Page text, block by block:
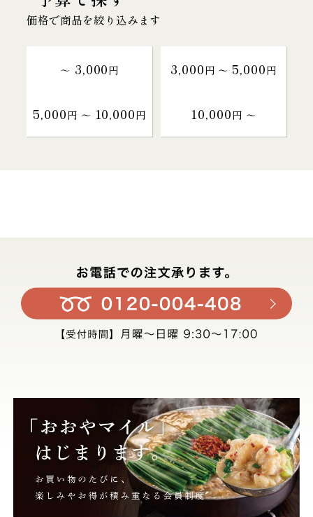
価格で商品を絞り込みます
～ 3,000円 3,000円 〜 5,000円
5,000円 〜 10,000円 10,000円 〜